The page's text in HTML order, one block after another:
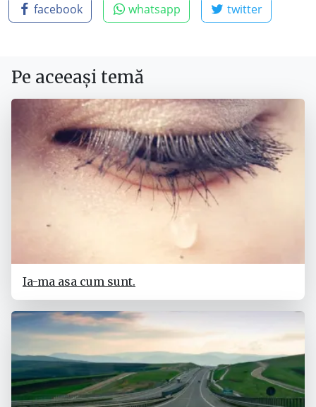
facebook whatsapp twitter
Pe aceeași temă
Ia-ma asa cum sunt.